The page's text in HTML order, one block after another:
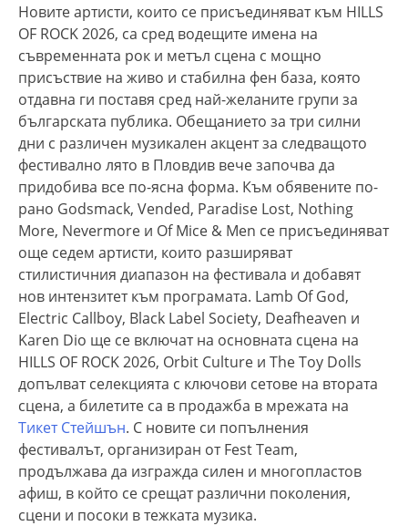
Новите артисти, които се присъединяват към HILLS
OF ROCK 2026, са сред водещите имена на
съвременната рок и метъл сцена с мощно
присъствие на живо и стабилна фен база, която
отдавна ги поставя сред най-желаните групи за
българската публика. Обещанието за три силни
дни с различен музикален акцент за следващото
фестивално лято в Пловдив вече започва да
придобива все по-ясна форма. Към обявените по-
рано Godsmack, Vended, Paradise Lost, Nothing
More, Nevermore и Of Mice & Men се присъединяват
още седем артисти, които разширяват
стилистичния диапазон на фестивала и добавят
нов интензитет към програмата. Lamb Of God,
Electric Callboy, Black Label Society, Deafheaven и
Karen Dio ще се включат на основната сцена на
HILLS OF ROCK 2026, Orbit Culture и The Toy Dolls
допълват селекцията с ключови сетове на втората
сцена, а билетите са в продажба в мрежата на
Тикет Стейшън. С новите си попълнения
фестивалът, организиран от Fest Team,
продължава да изгражда силен и многопластов
афиш, в който се срещат различни поколения,
сцени и посоки в тежката музика.